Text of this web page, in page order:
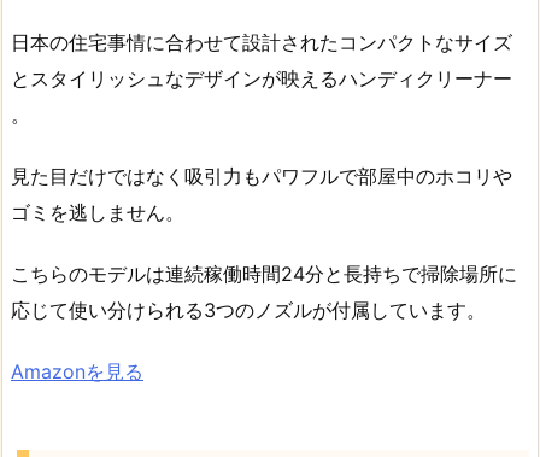
日本の住宅事情に合わせて設計されたコンパクトなサイズ
とスタイリッシュなデザインが映えるハンディクリーナー
。
見た目だけではなく吸引力もパワフルで部屋中のホコリや
ゴミを逃しません。
こちらのモデルは連続稼働時間24分と長持ちで掃除場所に
応じて使い分けられる3つのノズルが付属しています。
Amazonを見る